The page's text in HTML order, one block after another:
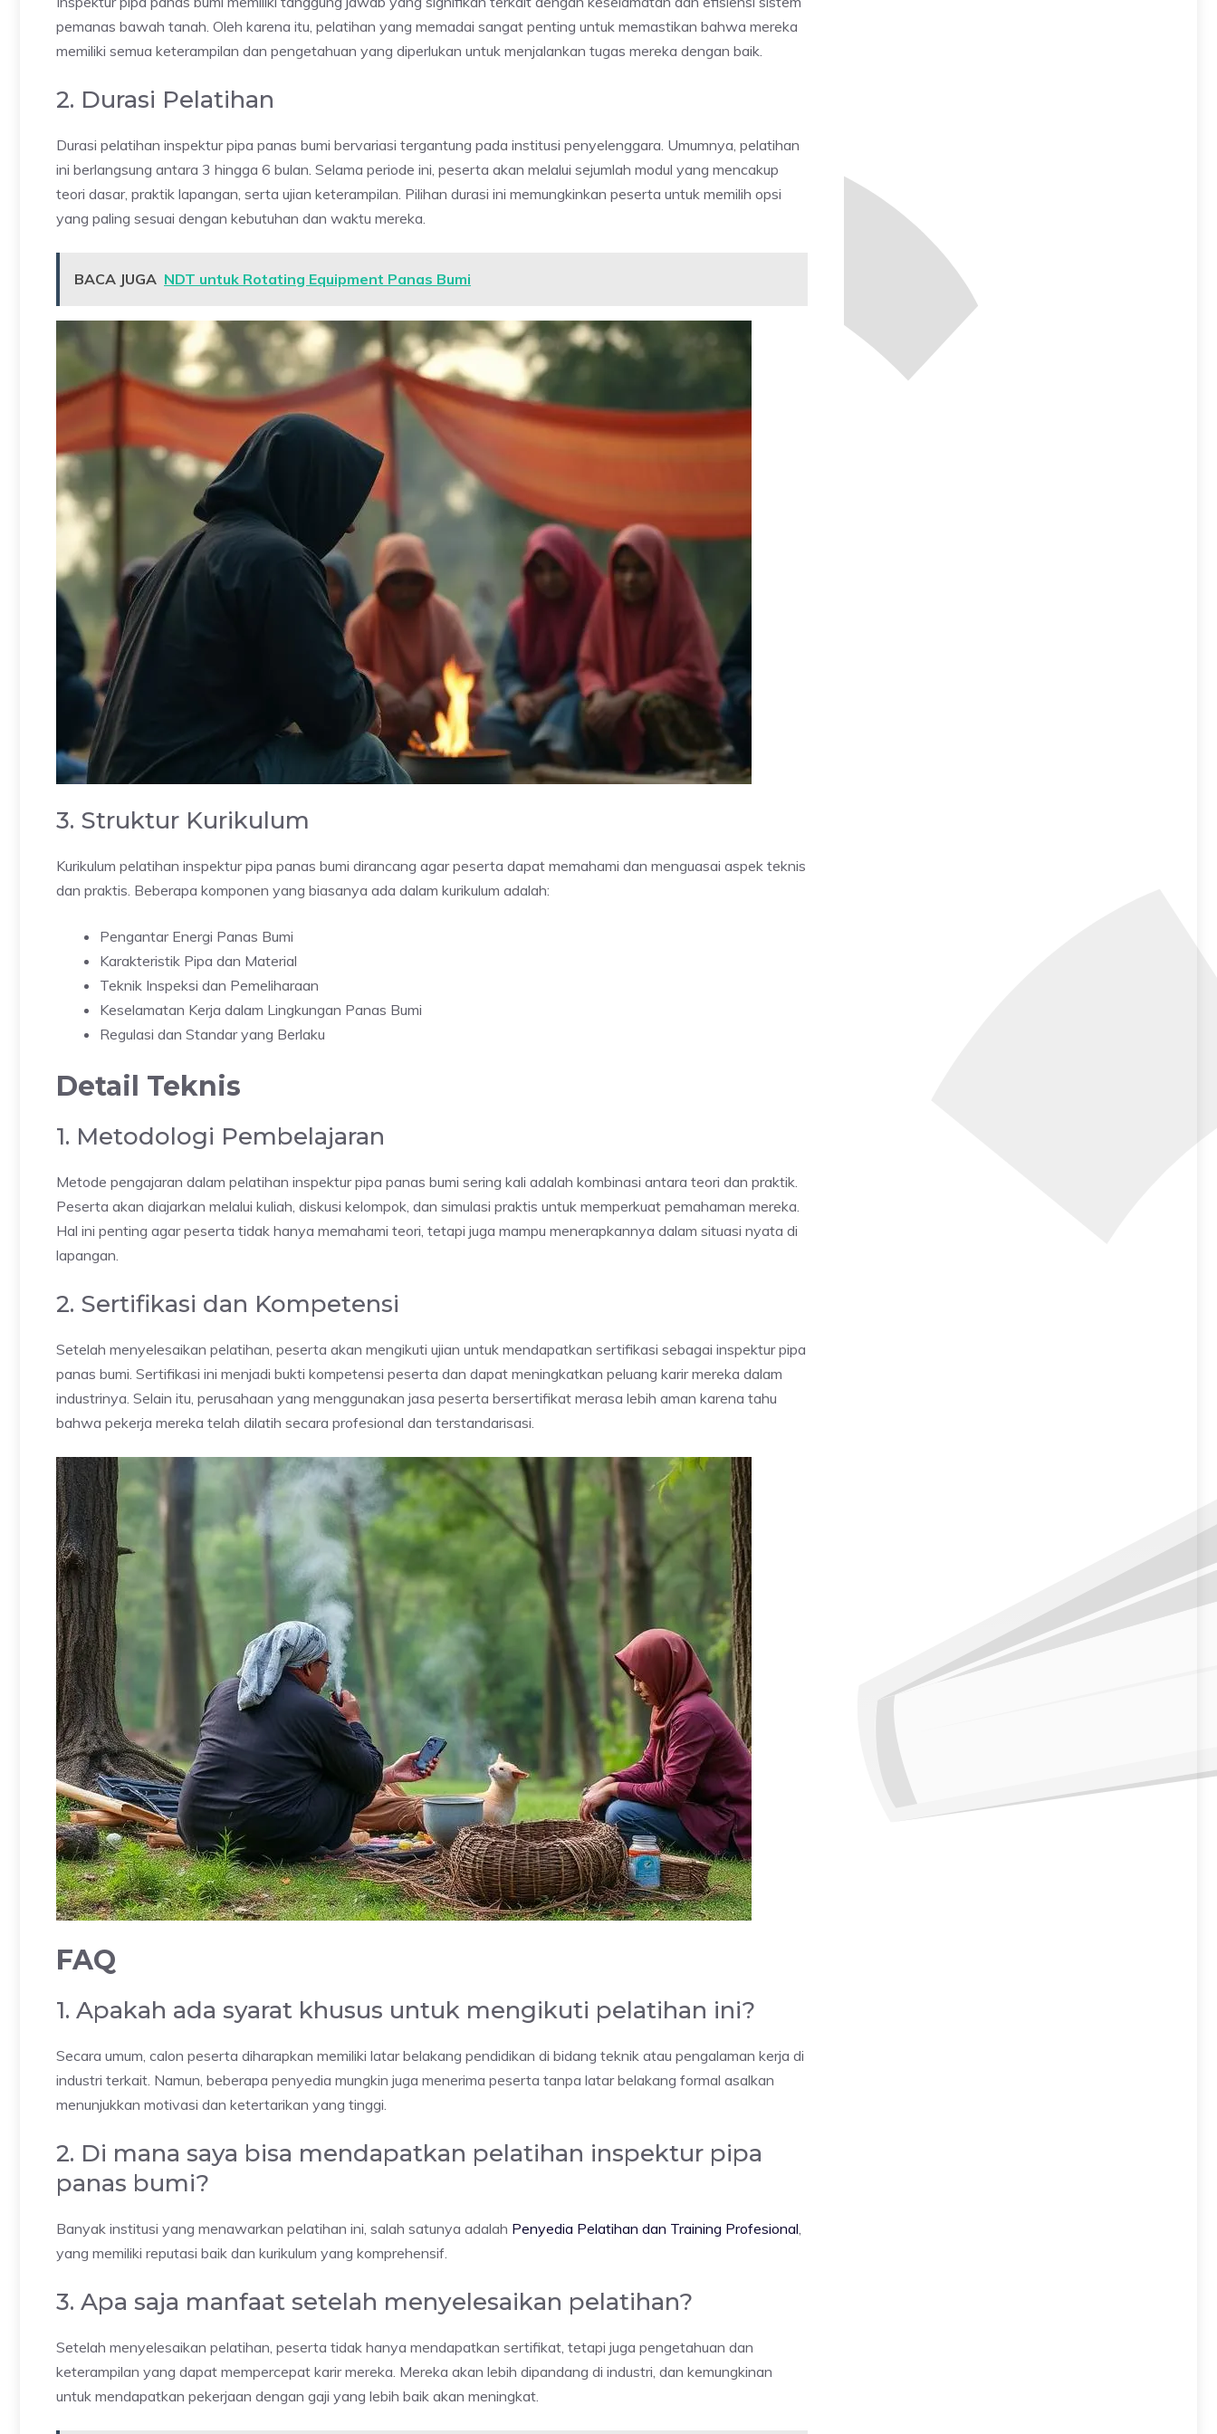
pemanas bawah tanah. Oleh karena itu, pelatihan yang memadai sangat penting untuk memastikan bahwa mereka
memiliki semua keterampilan dan pengetahuan yang diperlukan untuk menjalankan tugas mereka dengan baik.
2. Durasi Pelatihan
Durasi pelatihan inspektur pipa panas bumi bervariasi tergantung pada institusi penyelenggara. Umumnya, pelatihan
ini berlangsung antara 3 hingga 6 bulan. Selama periode ini, peserta akan melalui sejumlah modul yang mencakup
teori dasar, praktik lapangan, serta ujian keterampilan. Pilihan durasi ini memungkinkan peserta untuk memilih opsi
yang paling sesuai dengan kebutuhan dan waktu mereka.
BACA JUGA NDT untuk Rotating Equipment Panas Bumi
3. Struktur Kurikulum
Kurikulum pelatihan inspektur pipa panas bumi dirancang agar peserta dapat memahami dan menguasai aspek teknis
dan praktis. Beberapa komponen yang biasanya ada dalam kurikulum adalah:
Pengantar Energi Panas Bumi
Karakteristik Pipa dan Material
Teknik Inspeksi dan Pemeliharaan
Keselamatan Kerja dalam Lingkungan Panas Bumi
Regulasi dan Standar yang Berlaku
Detail Teknis
1. Metodologi Pembelajaran
Metode pengajaran dalam pelatihan inspektur pipa panas bumi sering kali adalah kombinasi antara teori dan praktik.
Peserta akan diajarkan melalui kuliah, diskusi kelompok, dan simulasi praktis untuk memperkuat pemahaman mereka.
Hal ini penting agar peserta tidak hanya memahami teori, tetapi juga mampu menerapkannya dalam situasi nyata di
lapangan.
2. Sertifikasi dan Kompetensi
Setelah menyelesaikan pelatihan, peserta akan mengikuti ujian untuk mendapatkan sertifikasi sebagai inspektur pipa
panas bumi. Sertifikasi ini menjadi bukti kompetensi peserta dan dapat meningkatkan peluang karir mereka dalam
industrinya. Selain itu, perusahaan yang menggunakan jasa peserta bersertifikat merasa lebih aman karena tahu
bahwa pekerja mereka telah dilatih secara profesional dan terstandarisasi.
FAQ
1. Apakah ada syarat khusus untuk mengikuti pelatihan ini?
Secara umum, calon peserta diharapkan memiliki latar belakang pendidikan di bidang teknik atau pengalaman kerja di
industri terkait. Namun, beberapa penyedia mungkin juga menerima peserta tanpa latar belakang formal asalkan
menunjukkan motivasi dan ketertarikan yang tinggi.
2. Di mana saya bisa mendapatkan pelatihan inspektur pipa
panas bumi?
Banyak institusi yang menawarkan pelatihan ini, salah satunya adalah Penyedia Pelatihan dan Training Profesional,
yang memiliki reputasi baik dan kurikulum yang komprehensif.
3. Apa saja manfaat setelah menyelesaikan pelatihan?
Setelah menyelesaikan pelatihan, peserta tidak hanya mendapatkan sertifikat, tetapi juga pengetahuan dan
keterampilan yang dapat mempercepat karir mereka. Mereka akan lebih dipandang di industri, dan kemungkinan
untuk mendapatkan pekerjaan dengan gaji yang lebih baik akan meningkat.